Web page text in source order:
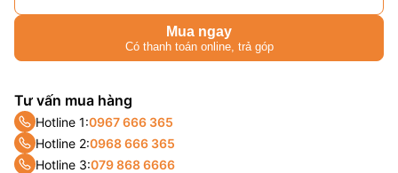
Mua ngay
Có thanh toán online, trả góp
Tư vấn mua hàng
Hotline 1:0967 666 365
Hotline 2:0968 666 365
Hotline 3:079 868 6666